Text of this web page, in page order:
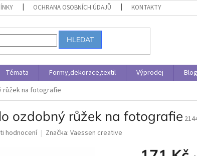
OCHRANA OSOBNÍCH ÚDAJŮ KONTAKTY
HLEDAT
Témata Formy,dekorace,textil Výprodej Blog
růžek na fotografie
ozdobný růžek na fotografie
hodnocení Značka: Vaessen creative